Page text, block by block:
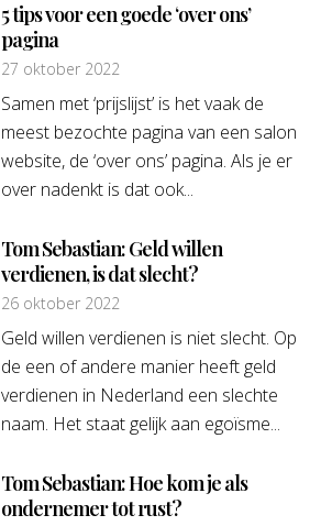
5 tips voor een goede ‘over ons’
pagina
27 oktober 2022
Samen met ‘prijslijst’ is het vaak de
meest bezochte pagina van een salon
website, de ‘over ons’ pagina. Als je er
over nadenkt is dat ook...
Tom Sebastian: Geld willen
verdienen, is dat slecht?
26 oktober 2022
Geld willen verdienen is niet slecht. Op
de een of andere manier heeft geld
verdienen in Nederland een slechte
naam. Het staat gelijk aan egoïsme...
Tom Sebastian: Hoe kom je als
ondernemer tot rust?